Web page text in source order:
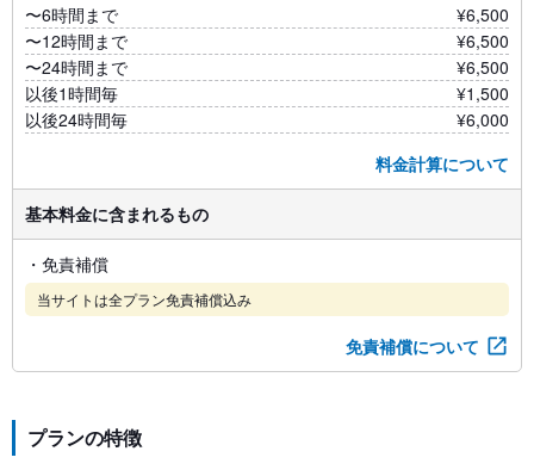
〜6時間まで
¥6,500
〜12時間まで
¥6,500
〜24時間まで
¥6,500
以後1時間毎
¥1,500
以後24時間毎
¥6,000
料金計算について
基本料金に含まれるもの
・免責補償
当サイトは全プラン免責補償込み
免責補償について
プランの特徴